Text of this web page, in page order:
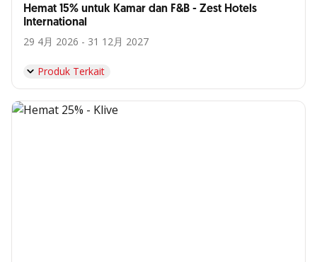
Hemat 15% untuk Kamar dan F&B - Zest Hotels
International
29 4月 2026 - 31 12月 2027
Produk Terkait